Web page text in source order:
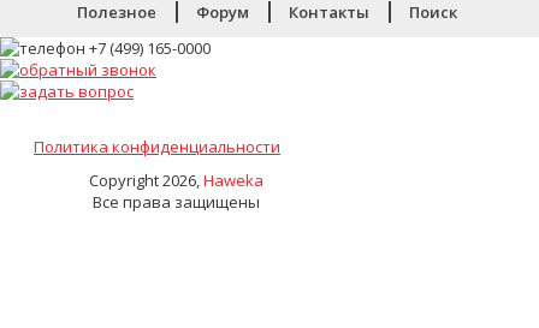
Полезное Форум Контакты Поиск
Политика конфиденциальности
Copyright 2026,Haweka
Все права защищены